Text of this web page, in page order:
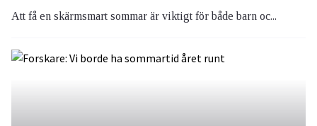
Att få en skärmsmart sommar är viktigt för både barn oc...